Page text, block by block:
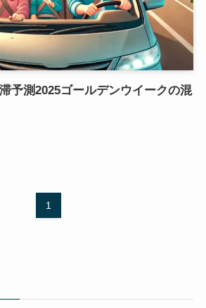
予測2025ゴールデンウイークの混
1